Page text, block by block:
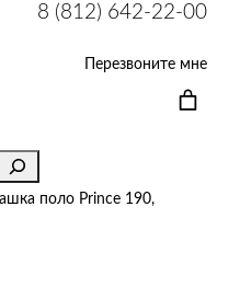
8 (812) 642-22-00
Перезвоните мне
поло Prince 190,